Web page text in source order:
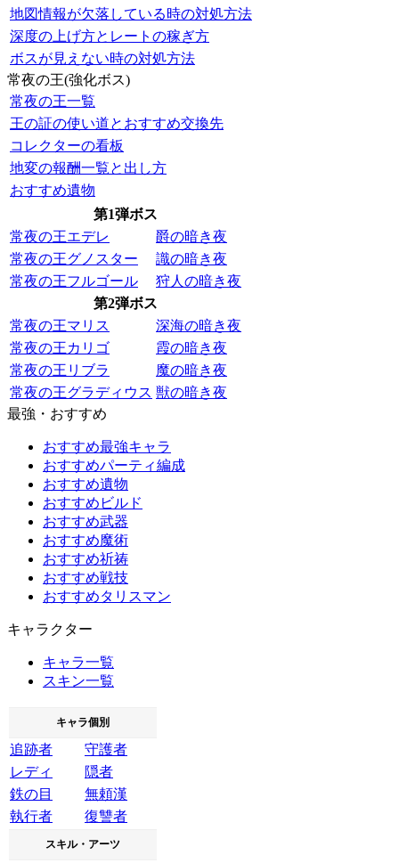
地図情報が欠落している時の対処方法
深度の上げ方とレートの稼ぎ方
ボスが見えない時の対処方法
常夜の王(強化ボス)
常夜の王一覧
王の証の使い道とおすすめ交換先
コレクターの看板
地変の報酬一覧と出し方
おすすめ遺物
第1弾ボス
常夜の王エデレ
爵の暗き夜
常夜の王グノスター
識の暗き夜
常夜の王フルゴール
狩人の暗き夜
第2弾ボス
常夜の王マリス
深海の暗き夜
常夜の王カリゴ
霞の暗き夜
常夜の王リブラ
魔の暗き夜
常夜の王グラディウス 獣の暗き夜
最強・おすすめ
おすすめ最強キャラ
おすすめパーティ編成
おすすめ遺物
おすすめビルド
おすすめ武器
おすすめ魔術
おすすめ祈祷
おすすめ戦技
おすすめタリスマン
キャラクター
キャラ一覧
スキン一覧
キャラ個別
追跡者
守護者
レディ
隠者
鉄の目
無頼漢
執行者
復讐者
スキル・アーツ